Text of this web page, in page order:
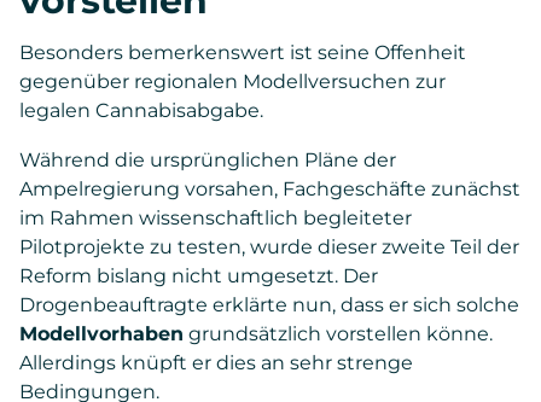
Besonders bemerkenswert ist seine Offenheit
gegenüber regionalen Modellversuchen zur
legalen Cannabisabgabe.
Während die ursprünglichen Pläne der
Ampelregierung vorsahen, Fachgeschäfte zunächst
im Rahmen wissenschaftlich begleiteter
Pilotprojekte zu testen, wurde dieser zweite Teil der
Reform bislang nicht umgesetzt. Der
Drogenbeauftragte erklärte nun, dass er sich solche
Modellvorhaben grundsätzlich vorstellen könne.
Allerdings knüpft er dies an sehr strenge
Bedingungen.